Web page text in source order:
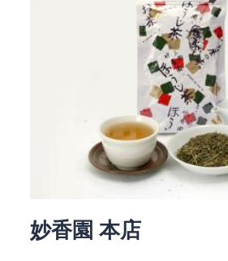
妙香園 本店